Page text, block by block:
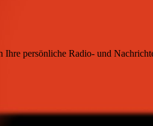
persönliche Radio- und